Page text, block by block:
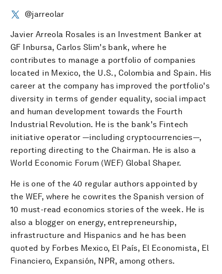
@jarreolar
Javier Arreola Rosales is an Investment Banker at
GF Inbursa, Carlos Slim's bank, where he
contributes to manage a portfolio of companies
located in Mexico, the U.S., Colombia and Spain. His
career at the company has improved the portfolio's
diversity in terms of gender equality, social impact
and human development towards the Fourth
Industrial Revolution. He is the bank's Fintech
initiative operator —including cryptocurrencies—,
reporting directing to the Chairman. He is also a
World Economic Forum (WEF) Global Shaper.
He is one of the 40 regular authors appointed by
the WEF, where he cowrites the Spanish version of
10 must-read economics stories of the week. He is
also a blogger on energy, entrepreneurship,
infrastructure and Hispanics and he has been
quoted by Forbes Mexico, El País, El Economista, El
Financiero, Expansión, NPR, among others.